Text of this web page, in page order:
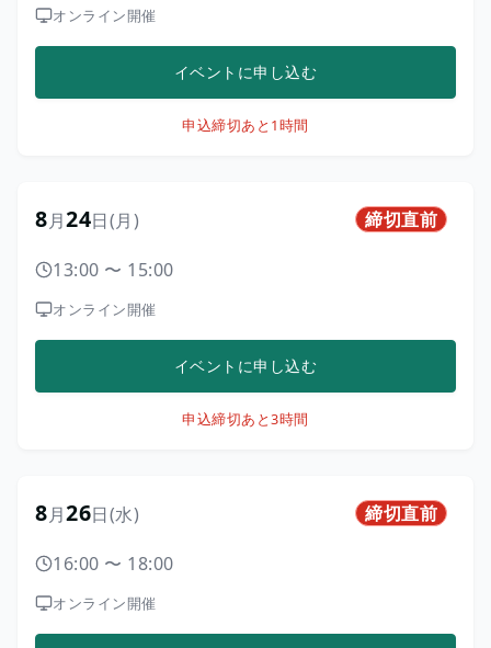
オンライン開催
イベントに申し込む
申込締切あと1時間
8月24日(月) 締切直前
13:00 〜 15:00
オンライン開催
イベントに申し込む
申込締切あと3時間
8月26日(水) 締切直前
16:00 〜 18:00
オンライン開催